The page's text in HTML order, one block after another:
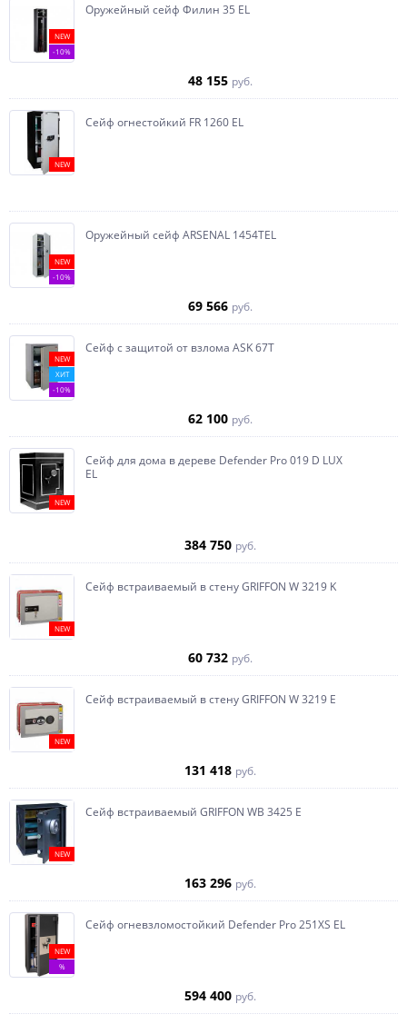
NEW
-10%
Оружейный сейф Филин 35 EL
48 155 руб.
NEW
Сейф огнестойкий FR 1260 EL
NEW
-10%
Оружейный сейф ARSENAL 1454ТEL
69 566 руб.
NEW
ХИТ
-10%
Сейф с защитой от взлома ASK 67T
62 100 руб.
NEW
Сейф для дома в дереве Defender Pro 019 D LUX
EL
384 750 руб.
NEW
Сейф встраиваемый в стену GRIFFON W 3219 K
60 732 руб.
NEW
Сейф встраиваемый в стену GRIFFON W 3219 E
131 418 руб.
NEW
Сейф встраиваемый GRIFFON WB 3425 E
163 296 руб.
NEW
%
Сейф огневзломостойкий Defender Pro 251XS EL
594 400 руб.